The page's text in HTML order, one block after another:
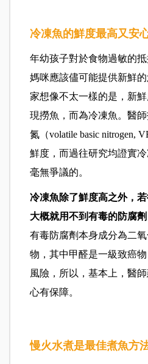
冷凍魚的鮮度最高又安
年幼孩子對於食物過敏的
媽咪應該儘可能提供新鮮
家想像不太一樣的是，新
現撈魚，而為冷凍魚。醫
氮（volatile basic nitrogen,
鮮度，而過往研究均證實
毫無爭議的。
冷凍魚除了鮮度高之外，
大概就用不到有毒的防腐劑
有毒防腐劑本身成分為二
物，其中甲醛是一級致癌
風險，所以，基本上，醫
心有保障。
慢火水煮是最佳煮魚方